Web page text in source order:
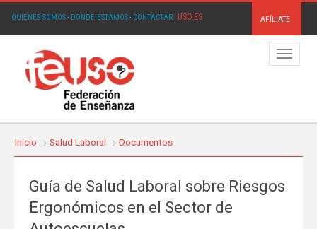
QUIÉNES SOMOS· DÓNDE ESTAMOS· CONTACTAR· USO.ES AFÍLIATE
Menú
Inicio Salud Laboral Documentos
Guía de Salud Laboral sobre Riesgos
Ergonómicos en el Sector de